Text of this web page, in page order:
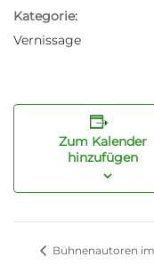
Zum Kalender
hinzufügen
Kategorie:
Vernissage
Bühnenautoren